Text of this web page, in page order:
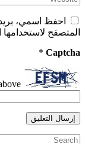
احفظ اسمي،
المتصفح
Captcha
*
Search